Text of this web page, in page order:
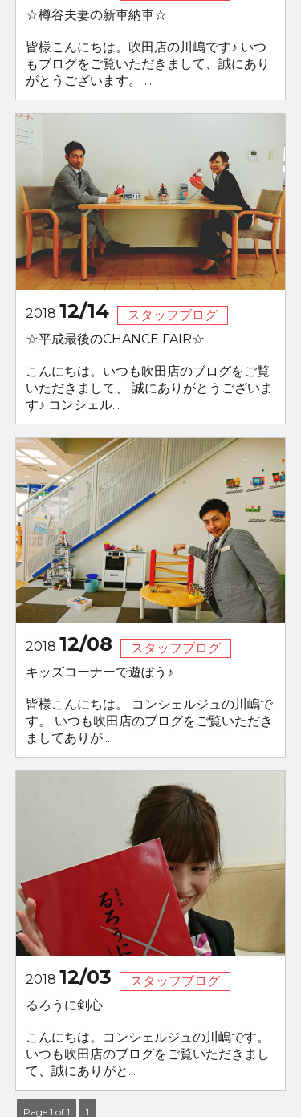
☆樽谷夫妻の新車納車☆
皆様こんにちは。吹田店の川嶋です♪ いつ
もブログをご覧いただきまして、誠にあり
がとうございます。 ...
2018 12/14
スタッフブログ
☆平成最後のCHANCE FAIR☆
こんにちは。いつも吹田店のブログをご覧
いただきまして、 誠にありがとうございま
す♪ コンシェル...
2018 12/08
スタッフブログ
キッズコーナーで遊ぼう♪
皆様こんにちは。 コンシェルジュの川嶋で
す。 いつも吹田店のブログをご覧いただき
ましてありが...
2018 12/03
スタッフブログ
るろうに剣心
こんにちは。コンシェルジュの川嶋です。
いつも吹田店のブログをご覧いただきまし
て、誠にありがと...
Page 1 of 1 1